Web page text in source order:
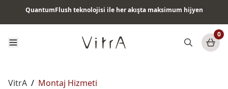
QuantumFlush teknolojisi ile her akışta maksimum hijyen
0
VitrA / Montaj Hizmeti